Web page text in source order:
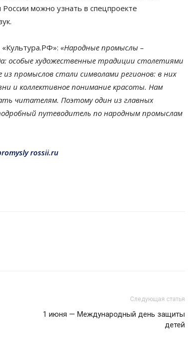
можно узнать в спецпроекте
«Народные промыслы –
особые художественные традиции столетиями
промыслов стали символами регионов: в них
и коллективное понимание красоты. Нам
читателям. Поэтому один из главных
путеводитель по народным промыслам
rossii.ru
Следующая статья
1 июня — Международный день защиты
детей